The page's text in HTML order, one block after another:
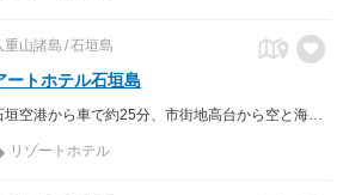
重山諸島 石垣島
ートホテル石垣島
石垣空港から車で約25分、市街地高台から空と海の絶景を望む、アーバンリゾートホテル
リゾートホテル